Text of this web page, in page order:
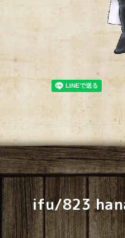
ifu/823